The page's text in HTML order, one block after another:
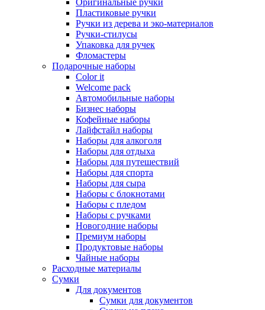
Оригинальные ручки
Пластиковые ручки
Ручки из дерева и эко-материалов
Ручки-стилусы
Упаковка для ручек
Фломастеры
Подарочные наборы
Color it
Welcome pack
Автомобильные наборы
Бизнес наборы
Кофейные наборы
Лайфстайл наборы
Наборы для алкоголя
Наборы для отдыха
Наборы для путешествий
Наборы для спорта
Наборы для сыра
Наборы с блокнотами
Наборы с пледом
Наборы с ручками
Новогодние наборы
Премиум наборы
Продуктовые наборы
Чайные наборы
Расходные материалы
Сумки
Для документов
Сумки для документов